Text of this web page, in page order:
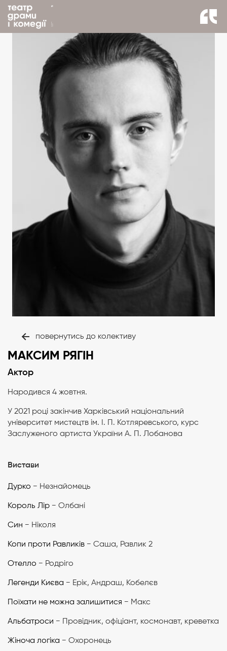
повернутись до колективу
МАКСИМ РЯГІН
Актор
Народився 4 жовтня.
У 2021 році закінчив Харківський національний
університет мистецтв ім. І. П. Котляревського, курс
Заслуженого артиста України А. П. Лобанова
Вистави
Дурко − Незнайомець
Король Лір − Олбані
Син − Ніколя
Копи проти Равликів − Саша, Равлик 2
Отелло − Родріго
Легенди Києва − Ерік, Андраш, Кобелєв
Поїхати не можна залишитися − Макс
Альбатроси − Провідник, офіціант, космонавт, креветка
Жіноча логіка − Охоронець